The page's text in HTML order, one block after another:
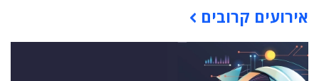
אירועים קרובים